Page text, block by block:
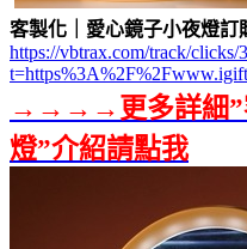
客製化｜愛心鏡子小夜燈訂
https://vbtrax.com/track/clicks/
→→→→更多詳細”
燈”介紹請點我